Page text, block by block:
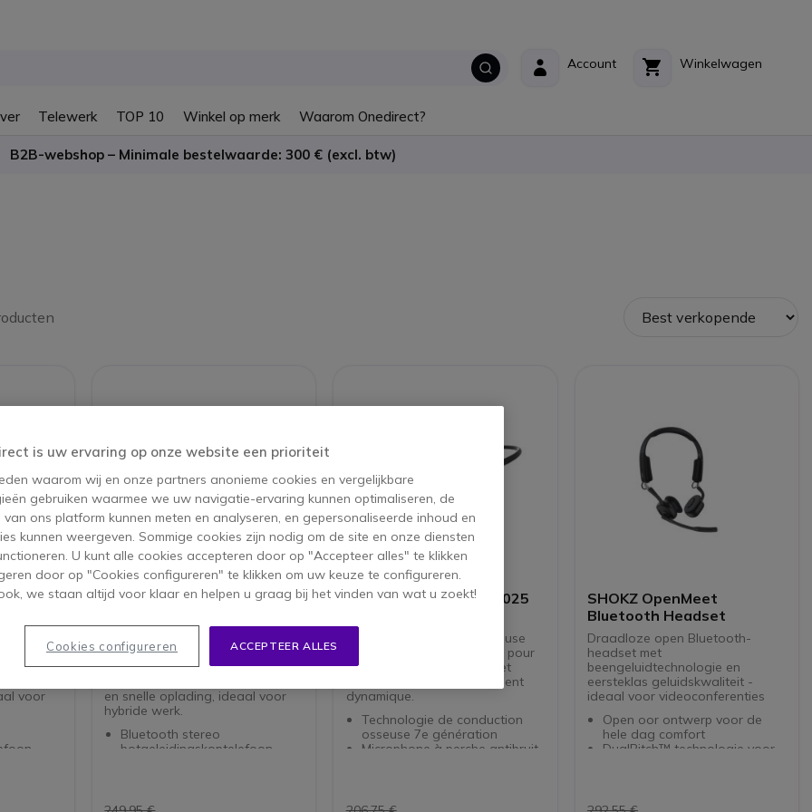
Winkelwagen
Account
Telewerk TOP 10 Winkel op merk Waarom Onedirect?
B2B-webshop – Minimale bestelwaarde: 300 € (excl. btw)
UC
dag,
voor
SHOKZ OPENCOMM2 UC
7e generatie
botgeleidingskoptelefoon,
comfortabel voor de hele dag,
en snelle oplading, ideaal voor
hybride werk.
Bluetooth stereo
botgeleidingskoptelefoon
luistertijd
Shokz OpenComm 2 2025
Casque à conduction osseuse
avec micro antibruit, conçu pour
une communication claire et
mains libres en environnement
dynamique.
Technologie de conduction
osseuse 7e génération
Microphone à perche antibruit
écoute
SHOKZ OpenMeet
Bluetooth Headset
Draadloze open Bluetooth-
headset met
beengeluidtechnologie en
eersteklas geluidskwaliteit -
ideaal voor videoconferenties
Open oor ontwerp voor de
hele dag comfort
DualPitch™ technologie voor
Tot 15 uur batterijduur
is uw ervaring op onze website een prioriteit
waarom wij en onze partners anonieme cookies en vergelijkbare
gebruiken waarmee we uw navigatie-ervaring kunnen optimaliseren, de
ons platform kunnen meten en analyseren, en gepersonaliseerde inhoud en
kunnen weergeven. Sommige cookies zijn nodig om de site en onze diensten
U kunt alle cookies accepteren door op "Accepteer alles" te klikken
door op "Cookies configureren" te klikken om uw keuze te configureren.
we staan altijd voor klaar en helpen u graag bij het vinden van wat u zoekt!
ACCEPTEER ALLES
Cookies configureren